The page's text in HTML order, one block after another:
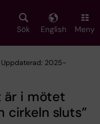
Sök English Meny
2025-
är i mötet
cirkeln sluts”